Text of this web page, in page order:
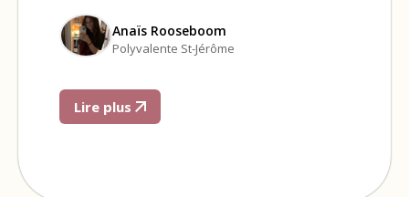
Anaïs Rooseboom
Polyvalente St-Jérôme
Lire plus